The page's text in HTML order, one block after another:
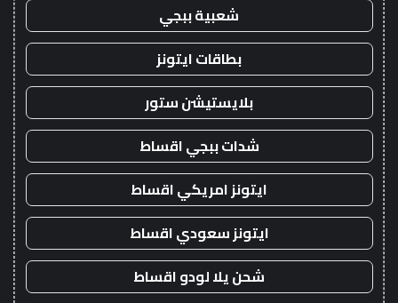
شعبية ببجي
بطاقات ايتونز
بلايستيشن ستور
شدات ببجي اقساط
ايتونز امريكي اقساط
ايتونز سعودي اقساط
شحن يلا لودو اقساط